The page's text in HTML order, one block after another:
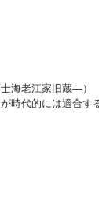
海老江家旧蔵—）
時代的には適合